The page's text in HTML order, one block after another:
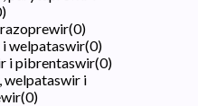
)
(0)
welpataswir(0)
i pibrentaswir(0)
welpataswir i
(0)